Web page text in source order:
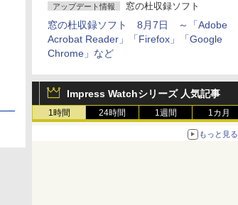
アップデート情報 窓の杜収録ソフト
窓の杜収録ソフト 8月7日 ～「Adobe
Acrobat Reader」「Firefox」「Google
Chrome」など
Impress Watchシリーズ 人気記事
1時間 24時間 1週間 1カ月
もっと見る